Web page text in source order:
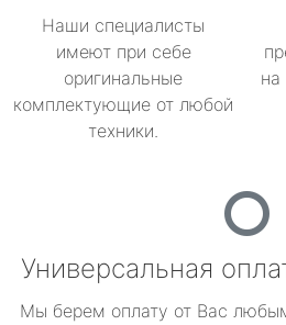
Наши специалисты
имеют при себе
оригинальные
комплектующие от любой
техники.
на
Универсальная
Мы берем оплату от Вас